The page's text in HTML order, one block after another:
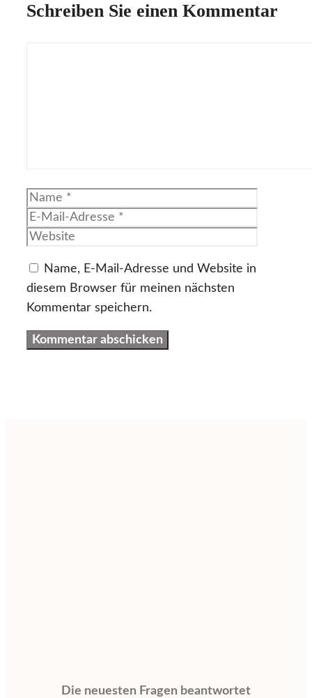
Schreiben Sie einen Kommentar
Name
Name, E-Mail-Adresse und Website in
diesem Browser für meinen nächsten
Kommentar speichern.
Die neuesten Fragen beantwortet